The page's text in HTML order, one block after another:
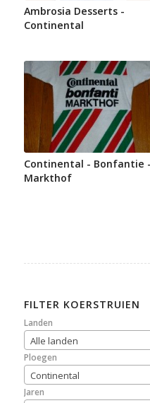
Ambrosia Desserts -
Continental
Continental - Bonfantie -
Markthof
FILTER KOERSTRUIEN
Landen
Alle landen
Ploegen
Continental
Jaren